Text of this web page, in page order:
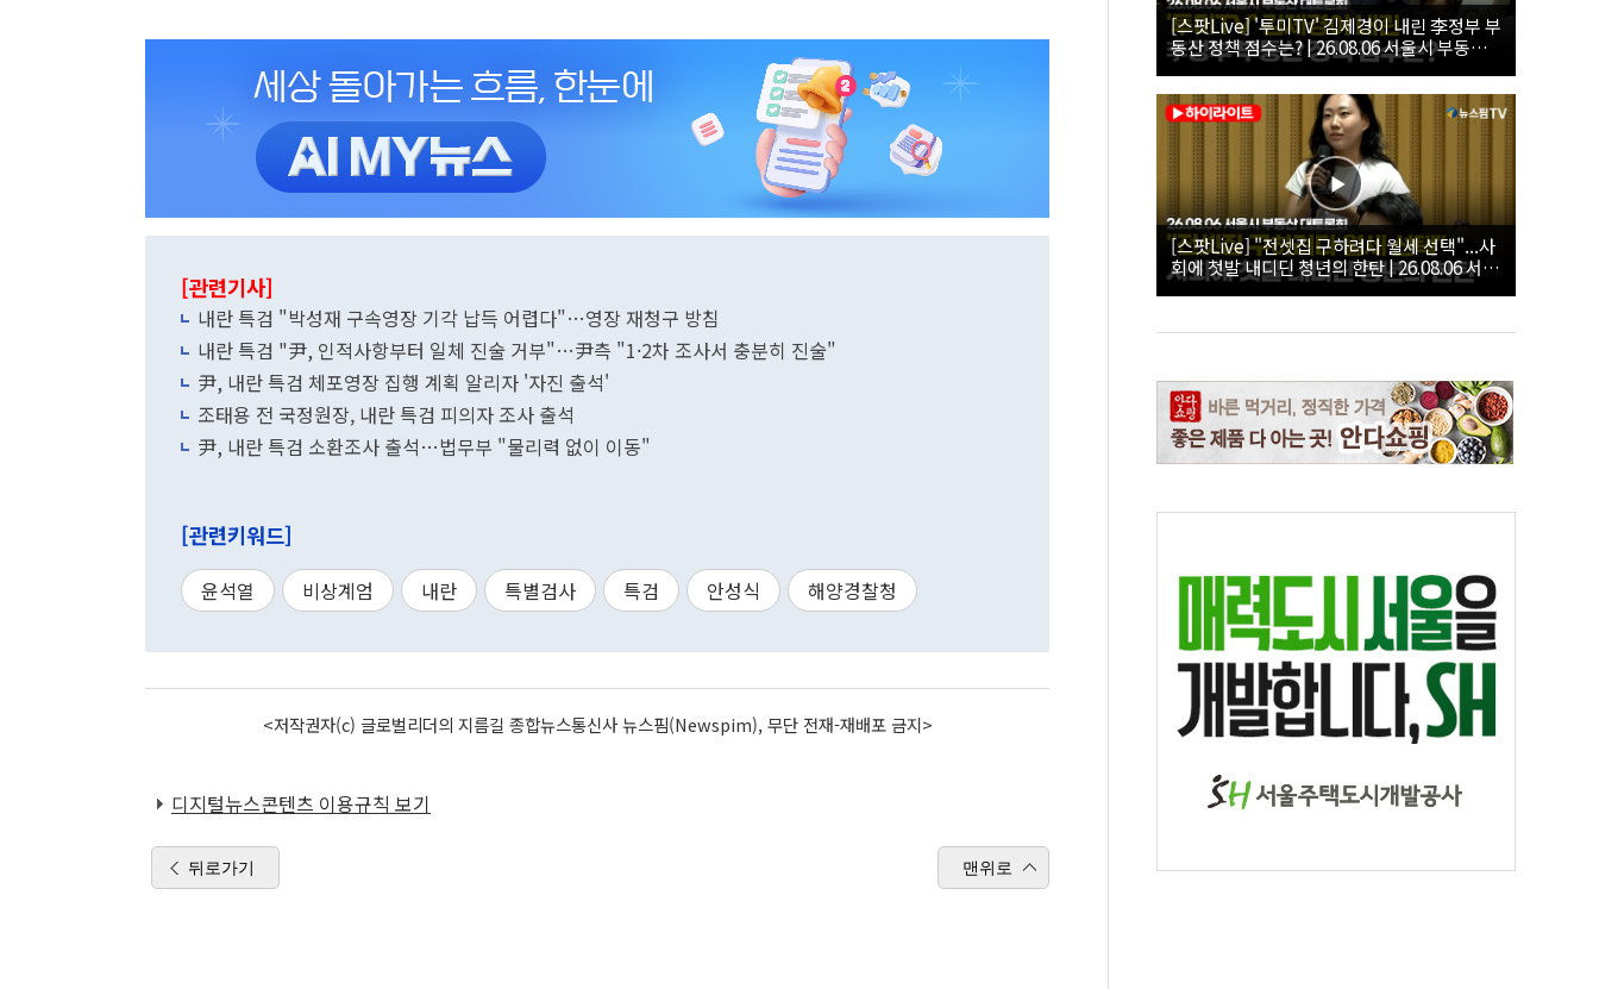
[관련기사]
내란 특검 "박성재 구속영장 기각 납득 어렵다"…영장 재청구 방침
내란 특검 "尹, 인적사항부터 일체 진술 거부"…尹측 "1·2차 조사서 충분히 진술"
尹, 내란 특검 체포영장 집행 계획 알리자 '자진 출석'
조태용 전 국정원장, 내란 특검 피의자 조사 출석
尹, 내란 특검 소환조사 출석…법무부 "물리력 없이 이동"
[관련키워드]
윤석열 비상계엄 내란 특별검사 특검 안성식 해양경찰청
<저작권자(c) 글로벌리더의 지름길 종합뉴스통신사 뉴스핌(Newspim), 무단 전재-재배포 금지>
디지털뉴스콘텐츠 이용규칙 보기
뒤로가기 맨위로
[스팟Live] '투미TV' 김제경이 내린 李정부 부
동산 정책 점수는? | 26.08.06 서울시 부동산
대토론회
[스팟Live] "전셋집 구하려다 월세 선택"...사
회에 첫발 내디딘 청년의 한탄 | 26.08.06 서울
시 부동산 대토론회